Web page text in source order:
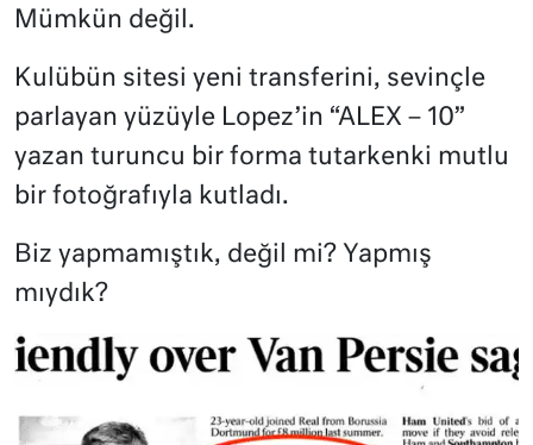
Mümkün değil.
Kulübün sitesi yeni transferini, sevinçle
parlayan yüzüyle Lopez’in “ALEX – 10”
yazan turuncu bir forma tutarkenki mutlu
bir fotoğrafıyla kutladı.
Biz yapmamıştık, değil mi? Yapmış
mıydık?